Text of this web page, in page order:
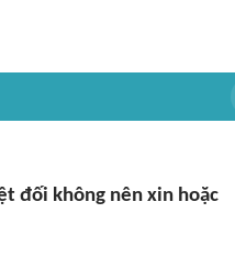
đối không nên xin hoặc